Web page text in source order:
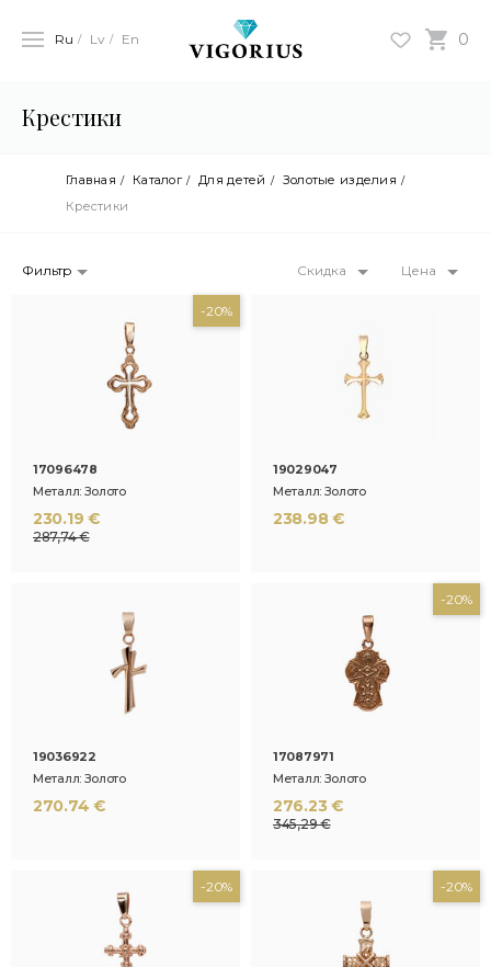
0
Ru Lv En
Крестики
Главная Каталог Для детей
Золотые изделия
Крестики
Фильтр Скидка Цена
-20%
17096478
Металл: Золото
230.19 €
287,74 €
19029047
Металл: Золото
238.98 €
19036922
Металл: Золото
270.74 €
-20%
17087971
Металл: Золото
276.23 €
345,29 €
-20% -20%